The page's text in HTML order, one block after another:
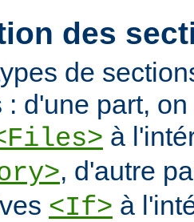
des
de
: d'une part,
à
, d'autre
<If> à